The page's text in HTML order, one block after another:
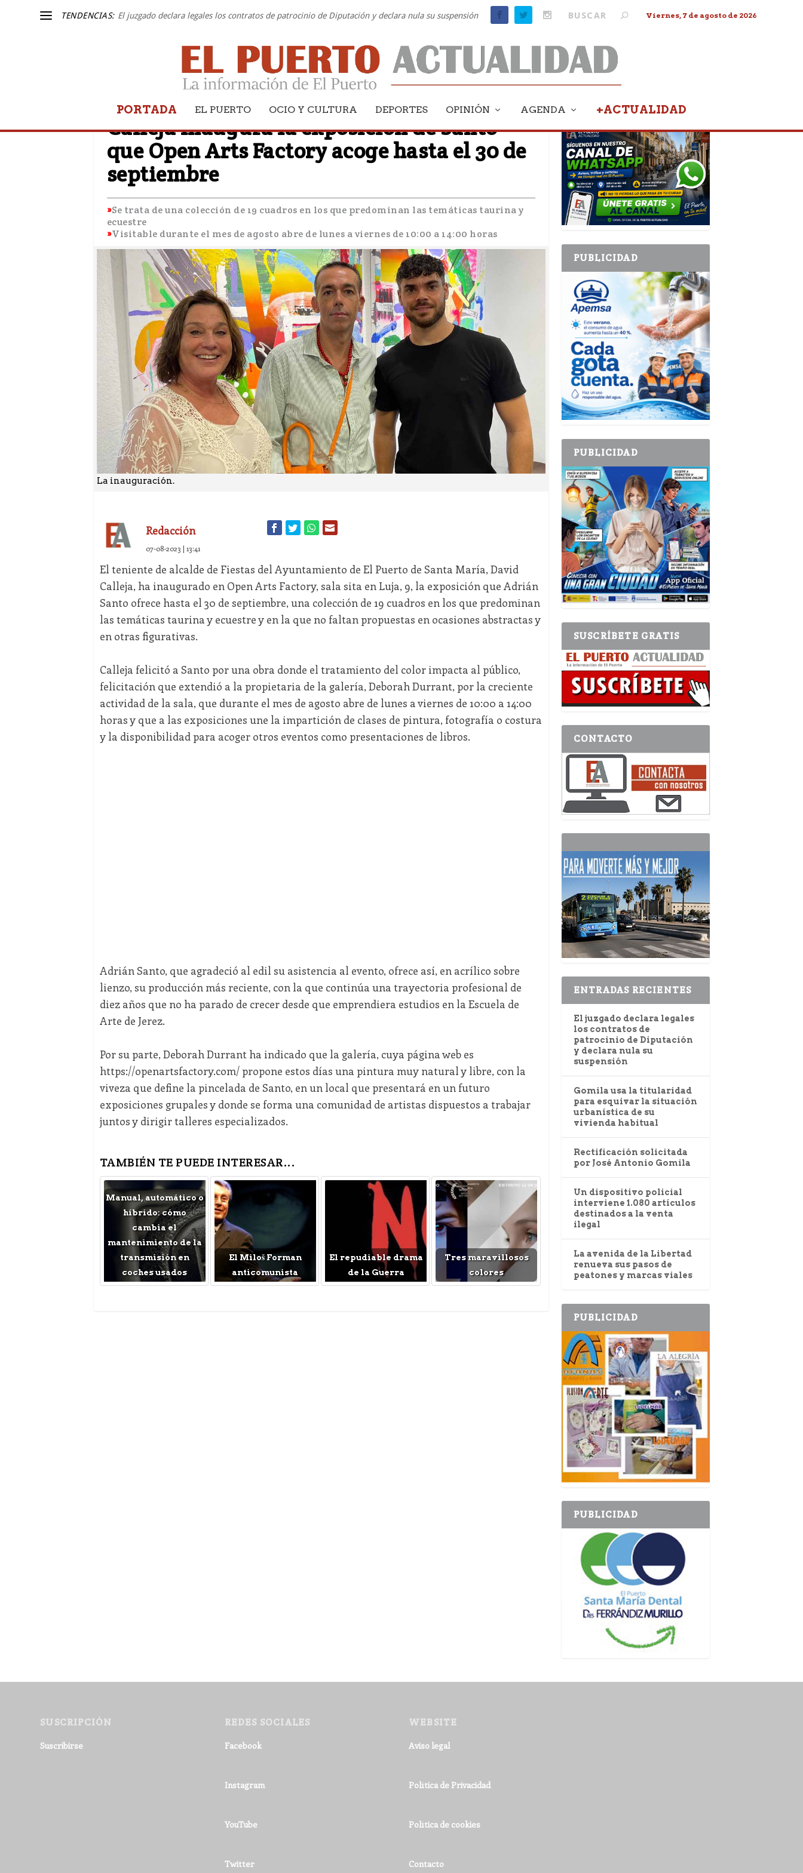
TENDENCIAS: El juzgado declara legales los contratos de patrocinio de Diputación y declara nula su suspensión Viernes, 7 de agosto de 2026
PORTADA EL PUERTO OCIO Y CULTURA DEPORTES OPINIÓN AGENDA +ACTUALIDAD
EL PUERTO
Calleja inaugura la exposición de Santo
que Open Arts Factory acoge hasta el 30 de
septiembre
Se trata de una colección de 19 cuadros en los que predominan las temáticas taurina y
ecuestre
Visitable durante el mes de agosto abre de lunes a viernes de 10:00 a 14:00 horas
La inauguración.
Redacción
07-08-2023 | 13:41
El teniente de alcalde de Fiestas del Ayuntamiento de El Puerto de Santa María, David
Calleja, ha inaugurado en Open Arts Factory, sala sita en Luja, 9, la exposición que Adrián
Santo ofrece hasta el 30 de septiembre, una colección de 19 cuadros en los que predominan
las temáticas taurina y ecuestre y en la que no faltan propuestas en ocasiones abstractas y
en otras figurativas.
Calleja felicitó a Santo por una obra donde el tratamiento del color impacta al público,
felicitación que extendió a la propietaria de la galería, Deborah Durrant, por la creciente
actividad de la sala, que durante el mes de agosto abre de lunes a viernes de 10:00 a 14:00
horas y que a las exposiciones une la impartición de clases de pintura, fotografía o costura
y la disponibilidad para acoger otros eventos como presentaciones de libros.
Adrián Santo, que agradeció al edil su asistencia al evento, ofrece así, en acrílico sobre
lienzo, su producción más reciente, con la que continúa una trayectoria profesional de
diez años que no ha parado de crecer desde que emprendiera estudios en la Escuela de
Arte de Jerez.
Por su parte, Deborah Durrant ha indicado que la galería, cuya página web es
https://openartsfactory.com/ propone estos días una pintura muy natural y libre, con la
viveza que define la pincelada de Santo, en un local que presentará en un futuro
exposiciones grupales y donde se forma una comunidad de artistas dispuestos a trabajar
juntos y dirigir talleres especializados.
TAMBIÉN TE PUEDE INTERESAR...
Manual, automático o
híbrido: cómo
cambia el
mantenimiento de la
transmisión en
coches usados
El Miloš Forman
anticomunista
El repudiable drama
de la Guerra
Tres maravillosos
colores
PUBLICIDAD
PUBLICIDAD
PUBLICIDAD
SUSCRÍBETE GRATIS
CONTACTO
ENTRADAS RECIENTES
El juzgado declara legales
los contratos de
patrocinio de Diputación
y declara nula su
suspensión
Gomila usa la titularidad
para esquivar la situación
urbanística de su
vivienda habitual
Rectificación solicitada
por José Antonio Gomila
Un dispositivo policial
interviene 1.080 artículos
destinados a la venta
ilegal
La avenida de la Libertad
renueva sus pasos de
peatones y marcas viales
PUBLICIDAD
PUBLICIDAD
SUSCRIPCIÓN
Suscribirse
REDES SOCIALES
Facebook
Instagram
YouTube
Twitter
WEBSITE
Aviso legal
Política de Privacidad
Política de cookies
Contacto